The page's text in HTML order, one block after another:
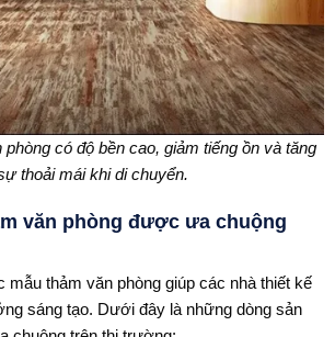
có độ bền cao, giảm tiếng ồn và tăng
thoải mái khi di chuyển.
văn phòng được ưa chuộng
mẫu thảm văn phòng giúp các nhà thiết kế
sáng tạo. Dưới đây là những dòng sản